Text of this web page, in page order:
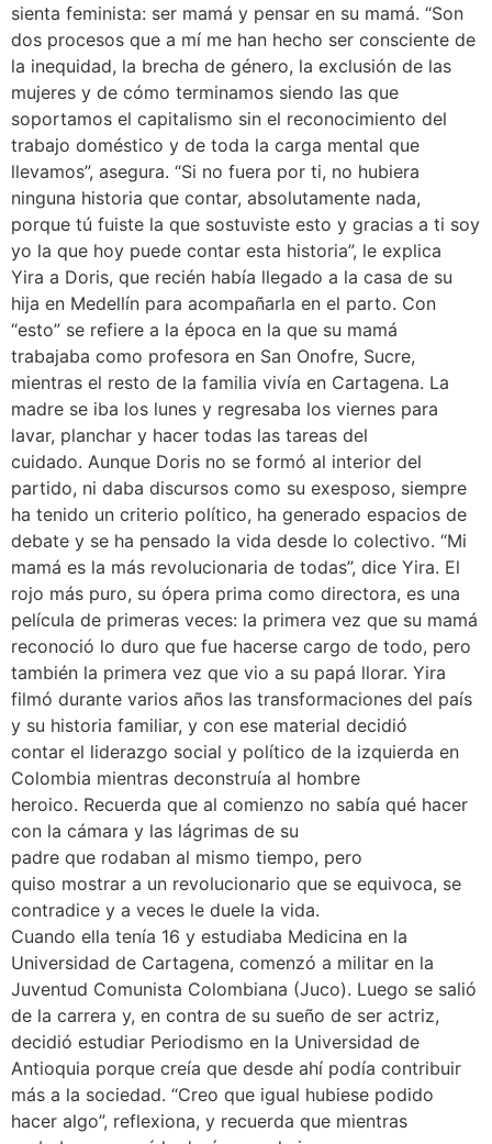
sienta feminista: ser mamá y pensar en su mamá. “Son
dos procesos que a mí me han hecho ser consciente de
la inequidad, la brecha de género, la exclusión de las
mujeres y de cómo terminamos siendo las que
soportamos el capitalismo sin el reconocimiento del
trabajo doméstico y de toda la carga mental que
llevamos”, asegura. “Si no fuera por ti, no hubiera
ninguna historia que contar, absolutamente nada,
porque tú fuiste la que sostuviste esto y gracias a ti soy
yo la que hoy puede contar esta historia”, le explica
Yira a Doris, que recién había llegado a la casa de su
hija en Medellín para acompañarla en el parto. Con
“esto” se refiere a la época en la que su mamá
trabajaba como profesora en San Onofre, Sucre,
mientras el resto de la familia vivía en Cartagena. La
madre se iba los lunes y regresaba los viernes para
lavar, planchar y hacer todas las tareas del
cuidado. Aunque Doris no se formó al interior del
partido, ni daba discursos como su exesposo, siempre
ha tenido un criterio político, ha generado espacios de
debate y se ha pensado la vida desde lo colectivo. “Mi
mamá es la más revolucionaria de todas”, dice Yira. El
rojo más puro, su ópera prima como directora, es una
película de primeras veces: la primera vez que su mamá
reconoció lo duro que fue hacerse cargo de todo, pero
también la primera vez que vio a su papá llorar. Yira
filmó durante varios años las transformaciones del país
y su historia familiar, y con ese material decidió
contar el liderazgo social y político de la izquierda en
Colombia mientras deconstruía al hombre
heroico. Recuerda que al comienzo no sabía qué hacer
con la cámara y las lágrimas de su
padre que rodaban al mismo tiempo, pero
quiso mostrar a un revolucionario que se equivoca, se
contradice y a veces le duele la vida.
Cuando ella tenía 16 y estudiaba Medicina en la
Universidad de Cartagena, comenzó a militar en la
Juventud Comunista Colombiana (Juco). Luego se salió
de la carrera y, en contra de su sueño de ser actriz,
decidió estudiar Periodismo en la Universidad de
Antioquia porque creía que desde ahí podía contribuir
más a la sociedad. “Creo que igual hubiese podido
hacer algo”, reflexiona, y recuerda que mientras